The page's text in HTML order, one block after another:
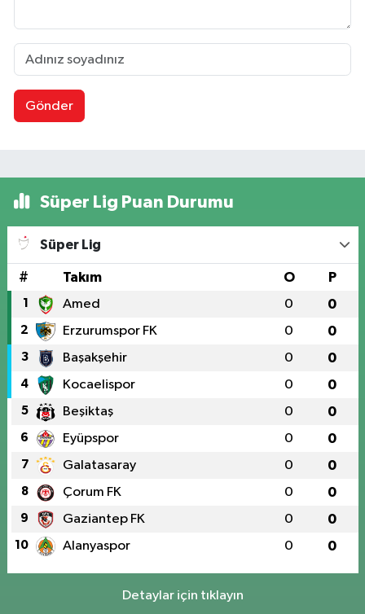
Gönder
Süper Lig Puan Durumu
Süper Lig
# Takım O P
1 Amed 0 0
2 Erzurumspor FK 0 0
3 Başakşehir 0 0
4 Kocaelispor 0 0
5 Beşiktaş 0 0
6 Eyüpspor 0 0
7 Galatasaray 0 0
8 Çorum FK 0 0
9 Gaziantep FK 0 0
10 Alanyaspor 0 0
Detaylar için tıklayın